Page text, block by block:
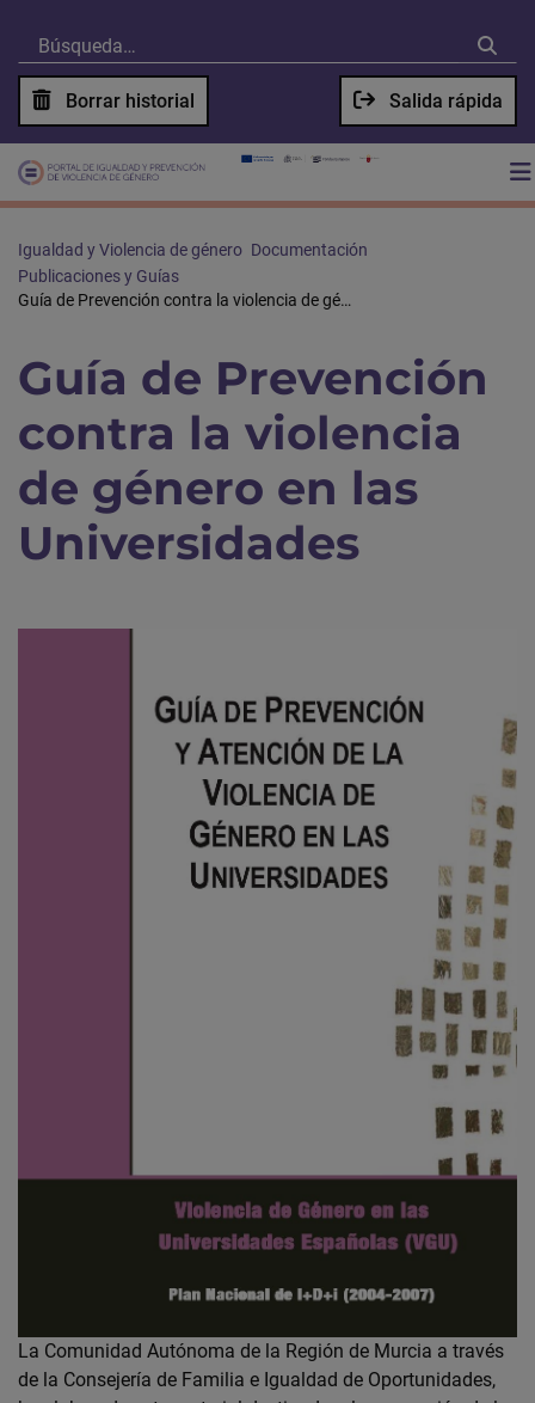
Borrar historial Salida rápida
Igualdad y Violencia de género Documentación
Publicaciones y Guías
Guía de Prevención contra la violencia de género en las Universidades
Guía de Prevención
contra la violencia
de género en las
Universidades
La Comunidad Autónoma de la Región de Murcia a través
de la Consejería de Familia e Igualdad de Oportunidades,